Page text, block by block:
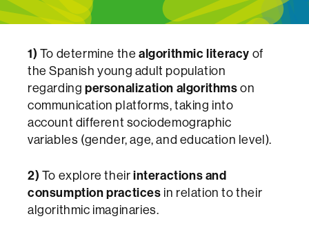
1) To determine thealgorithmic literacy of
the Spanish young adult population
regarding personalization algorithmson
communication platforms, taking into
account different sociodemographic
variables (gender, age, and education level).
2) To explore theirinteractions and
consumption practices in relation to their
algorithmic imaginaries.